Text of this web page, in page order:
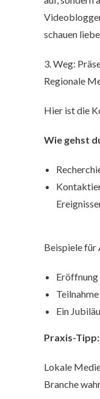
schauen
3. Weg:
Regionale
Hier ist die
Wie gehst
Beispiele für
Eröffnung
Ein
Praxis-Tipp:
Lokale
Branche